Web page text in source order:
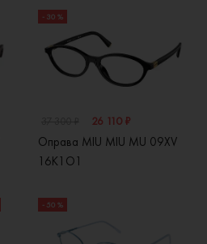
- 30 %
26 110 ₽
Оправа MIU MIU MU 09XV
16K1O1
- 50 %